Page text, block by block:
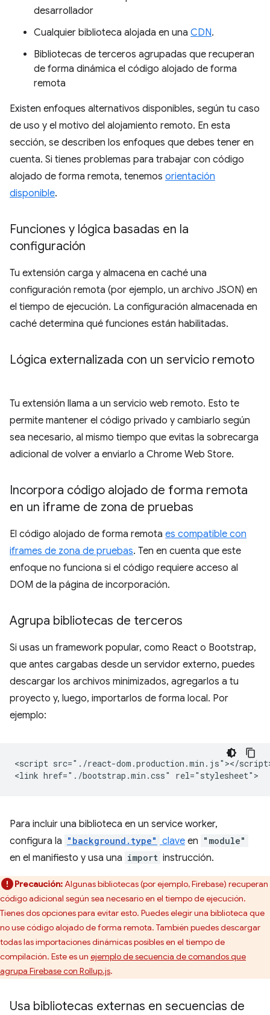
desarrollador
Cualquier biblioteca alojada en una CDN.
Bibliotecas de terceros agrupadas que recuperan
de forma dinámica el código alojado de forma
remota
Existen enfoques alternativos disponibles, según tu caso
de uso y el motivo del alojamiento remoto. En esta
sección, se describen los enfoques que debes tener en
cuenta. Si tienes problemas para trabajar con código
alojado de forma remota, tenemos orientación
disponible.
Funciones y lógica basadas en la
configuración
Tu extensión carga y almacena en caché una
configuración remota (por ejemplo, un archivo JSON) en
el tiempo de ejecución. La configuración almacenada en
caché determina qué funciones están habilitadas.
Lógica externalizada con un servicio remoto
Tu extensión llama a un servicio web remoto. Esto te
permite mantener el código privado y cambiarlo según
sea necesario, al mismo tiempo que evitas la sobrecarga
adicional de volver a enviarlo a Chrome Web Store.
Incorpora código alojado de forma remota
en un iframe de zona de pruebas
El código alojado de forma remota es compatible con
iframes de zona de pruebas. Ten en cuenta que este
enfoque no funciona si el código requiere acceso al
DOM de la página de incorporación.
Agrupa bibliotecas de terceros
Si usas un framework popular, como React o Bootstrap,
que antes cargabas desde un servidor externo, puedes
descargar los archivos minimizados, agregarlos a tu
proyecto y, luego, importarlos de forma local. Por
ejemplo:
<script src="./react-dom.production.min.js"></
Para incluir una biblioteca en un service worker,
configura la "background.type" clave en "module"
en el manifiesto y usa una import instrucción.
Precaución:Algunas bibliotecas (por ejemplo, Firebase) recuperan
código adicional según sea necesario en el tiempo de ejecución.
Tienes dos opciones para evitar esto. Puedes elegir una biblioteca que
no use código alojado de forma remota. También puedes descargar
todas las importaciones dinámicas posibles en el tiempo de
compilación. Este es un ejemplo de secuencia de comandos que
agrupa Firebase con Rollup.js.
Usa bibliotecas externas en secuencias de